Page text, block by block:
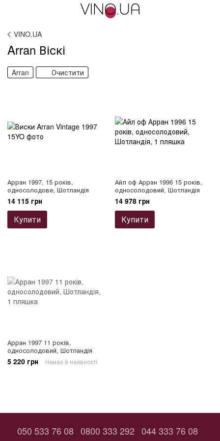
VINO.UA
Arran Віскі
Arran Очистити
Арран 1997, 15 років,
односолодове, Шотландія
14 115 грн
Купити
Айл оф Арран 1996 15 років,
односолодовий, Шотландія
14 978 грн
Купити
Арран 1997 11 років,
односолодовий, Шотландія
5 220 грн Немає в наявності
050 533 76 08 0800 333 292 044 333 76 08